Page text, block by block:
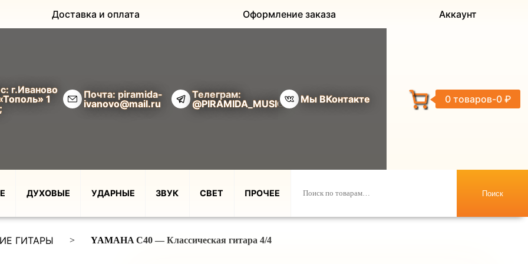
Доставка и оплата Оформление заказа Аккаунт
г.Иваново
1
Почта: piramida-
ivanovo@mail.ru
Телеграм:
@PIRAMIDA_MUSIC
Мы ВКонтакте 0 товаров 0 ₽
ДУХОВЫЕ УДАРНЫЕ ЗВУК СВЕТ ПРОЧЕЕ Поиск
ГИТАРЫ > YAMAHA C40 — Классическая гитара 4/4